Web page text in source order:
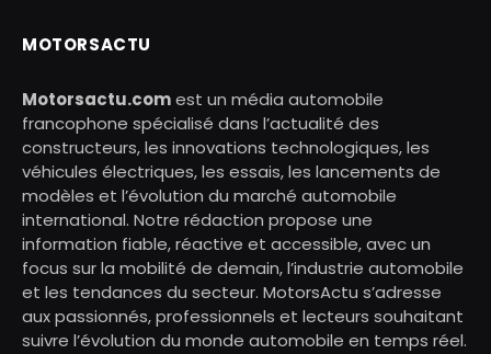
MOTORSACTU
Motorsactu.comest un média automobile
francophone spécialisé dans l’actualité des
constructeurs, les innovations technologiques, les
véhicules électriques, les essais, les lancements de
modèles et l’évolution du marché automobile
international. Notre rédaction propose une
information fiable, réactive et accessible, avec un
focus sur la mobilité de demain, l’industrie automobile
et les tendances du secteur. MotorsActu s’adresse
aux passionnés, professionnels et lecteurs souhaitant
suivre l’évolution du monde automobile en temps réel.